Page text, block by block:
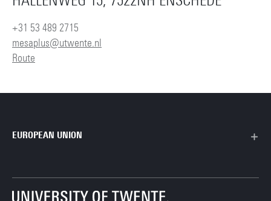
+31 53 489 2715
mesaplus@utwente.nl
Route
EUROPEAN UNION